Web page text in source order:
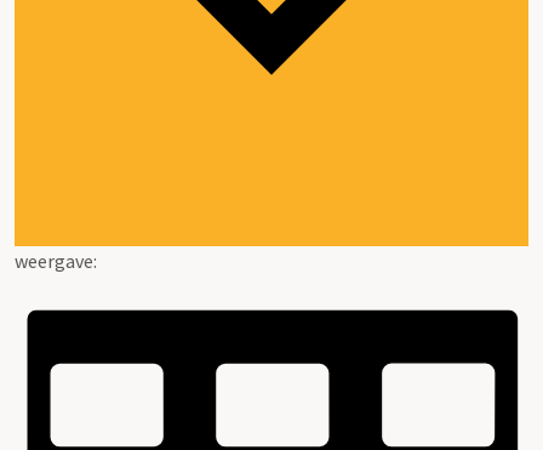
weergave: